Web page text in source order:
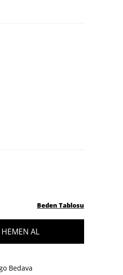
Beden Tablosu
Bedava